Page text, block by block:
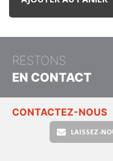
RESTONS
EN CONTACT
CONTACTEZ-NOUS
LAISSEZ-